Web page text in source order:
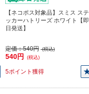
【ネコポス対象品】スミス ステ
ッカーハトリーズ ホワイト【即
日発送】
定価：540円 (税込)
540円 (税込)
5ポイント獲得